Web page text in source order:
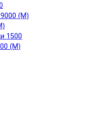
9000 (М)
1500
(М)